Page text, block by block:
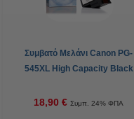
Συμβατό Μελάνι Canon PG-
545XL High Capacity Black
18,90 € Συμπ. 24% ΦΠΑ